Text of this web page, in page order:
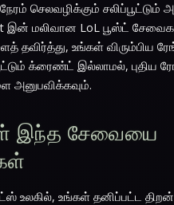
செலவழிக்கும் சலிப்பூட்டும்
இன் மலிவான LoL பூஸ்ட்
தவிர்த்து, உங்கள் விரும்பிய
க்ரைண்ட் இல்லாமல், புதிய
அனுபவிக்கவும்.
இந்த சேவையை
உலகில், உங்கள் தனிப்பட்ட திறன்